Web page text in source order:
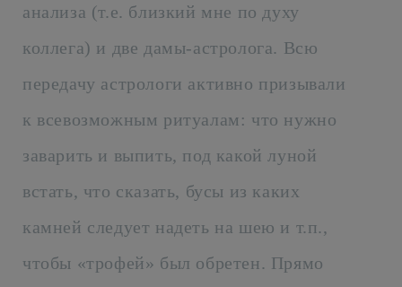
анализа (т.е. близкий мне по духу
коллега) и две дамы-астролога. Всю
передачу астрологи активно призывали
к всевозможным ритуалам: что нужно
заварить и выпить, под какой луной
встать, что сказать, бусы из каких
камней следует надеть на шею и т.п.,
чтобы «трофей» был обретен. Прямо